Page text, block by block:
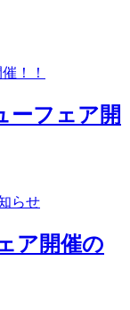
ーフェア開
ア開催の